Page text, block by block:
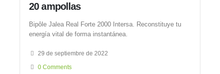
20 ampollas
Bipôle Jalea Real Forte 2000 Intersa. Reconstituye tu
energía vital de forma instantánea.
29 de septiembre de 2022
0 Comments